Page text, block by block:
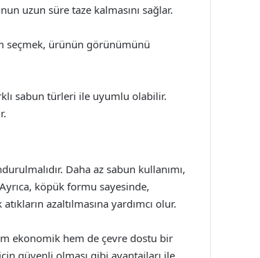
uzun süre taze kalmasını sağlar.
seçmek, ürünün görünümünü
sabun türleri ile uyumlu olabilir.
Daha az sabun kullanımı,
köpük formu sayesinde,
azaltılmasına yardımcı olur.
ekonomik hem de çevre dostu bir
güvenli olması gibi avantajları ile